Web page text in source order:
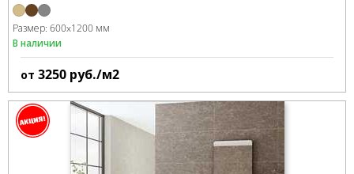
Размер: 600x1200 мм
В наличии
от 3250 руб./м2